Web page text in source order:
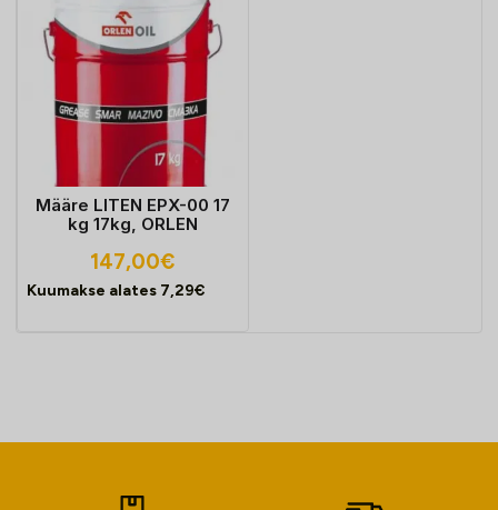
Määre LITEN EPX-00 17
kg 17kg, ORLEN
147,00€
Kuumakse alates 7,29€